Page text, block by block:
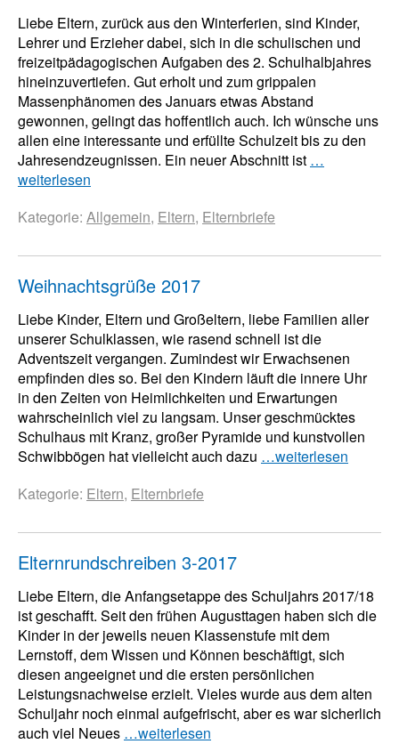
Liebe Eltern, zurück aus den Winterferien, sind Kinder,
Lehrer und Erzieher dabei, sich in die schulischen und
freizeitpädagogischen Aufgaben des 2. Schulhalbjahres
hineinzuvertiefen. Gut erholt und zum grippalen
Massenphänomen des Januars etwas Abstand
gewonnen, gelingt das hoffentlich auch. Ich wünsche uns
allen eine interessante und erfüllte Schulzeit bis zu den
Jahresendzeugnissen. Ein neuer Abschnitt ist …
weiterlesen
Kategorie: Allgemein, Eltern, Elternbriefe
Weihnachtsgrüße 2017
Liebe Kinder, Eltern und Großeltern, liebe Familien aller
unserer Schulklassen, wie rasend schnell ist die
Adventszeit vergangen. Zumindest wir Erwachsenen
empfinden dies so. Bei den Kindern läuft die innere Uhr
in den Zeiten von Heimlichkeiten und Erwartungen
wahrscheinlich viel zu langsam. Unser geschmücktes
Schulhaus mit Kranz, großer Pyramide und kunstvollen
Schwibbögen hat vielleicht auch dazu …weiterlesen
Kategorie: Eltern, Elternbriefe
Elternrundschreiben 3-2017
Liebe Eltern, die Anfangsetappe des Schuljahrs 2017/18
ist geschafft. Seit den frühen Augusttagen haben sich die
Kinder in der jeweils neuen Klassenstufe mit dem
Lernstoff, dem Wissen und Können beschäftigt, sich
diesen angeeignet und die ersten persönlichen
Leistungsnachweise erzielt. Vieles wurde aus dem alten
Schuljahr noch einmal aufgefrischt, aber es war sicherlich
auch viel Neues …weiterlesen